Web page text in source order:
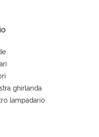
ghirlanda
lampadario